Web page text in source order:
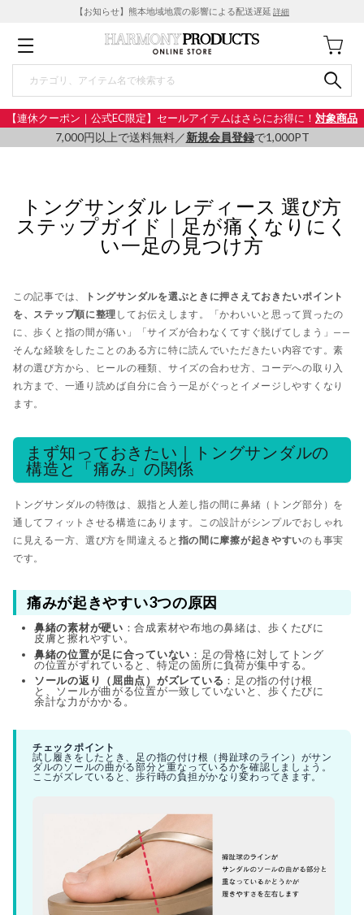
【お知らせ】熊本地域地震の影響による配送遅延 詳細
【連休クーポン｜公式EC限定】セールアイテムはさらにお得に！ 対象商品
7,000円以上で送料無料／新規会員登録で1,000PT
トングサンダル レディース 選び方
ステップガイド｜足が痛くなりにく
い一足の見つけ方
この記事では、
トングサンダルを選ぶときに押さえておきたいポイント
を、ステップ順に整理 してお伝えします。「かわいいと思って買ったの
に、歩くと指の間が痛い」「サイズが合わなくてすぐ脱げてしまう」——
そんな経験をしたことのある方に特に読んでいただきたい内容です。素
材の選び方から、ヒールの種類、サイズの合わせ方、コーデへの取り入
れ方まで、一通り読めば自分に合う一足がぐっとイメージしやすくなり
ます。
まず知っておきたい｜トングサンダルの
構造と「痛み」の関係
トングサンダルの特徴は、親指と人差し指の間に鼻緒（トング部分）を
通してフィットさせる構造にあります。この設計がシンプルでおしゃれ
に見える一方、選び方を間違えると 指の間に摩擦が起きやすいのも事実
です。
痛みが起きやすい3つの原因
鼻緒の素材が硬い ：合成素材や布地の鼻緒は、歩くたびに
皮膚と擦れやすい。
鼻緒の位置が足に合っていない ：足の骨格に対してトング
の位置がずれていると、特定の箇所に負荷が集中する。
ソールの返り（屈曲点）がズレている ：足の指の付け根
と、ソールが曲がる位置が一致していないと、歩くたびに
余計な力がかかる。
チェックポイント
試し履きをしたとき、足の指の付け根（拇趾球のライン）がサン
ダルのソールの曲がる部分と重なっているかを確認しましょう。
ここがズレていると、歩行時の負担がかなり変わってきます。